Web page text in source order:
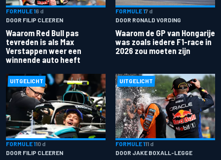
FORMULE 16 d
DOOR FILIP CLEEREN
Waarom Red Bull pas
tevreden is als Max
Verstappen weer een
winnende auto heeft
FORMULE 17 d
DOOR RONALD VORDING
Waarom de GP van Hongarije
was zoals iedere F1-race in
2026 zou moeten zijn
UITGELICHT
FORMULE 110 d
DOOR FILIP CLEEREN
UITGELICHT
FORMULE 111 d
DOOR JAKE BOXALL-LEGGE